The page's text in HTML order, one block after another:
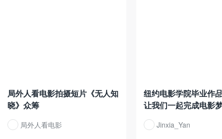
局外人看电影拍摄短片《无人知
晓》众筹
局外人看电影
纽约电影学院毕业作
让我们一起完成电影
Jinxia_Yan